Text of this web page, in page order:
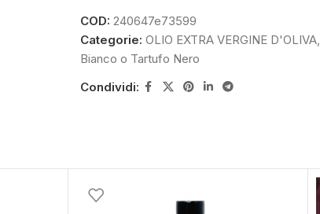
COD: 240647e73599
Categorie: OLIO EXTRA VERGINE D'OLIVA,
Bianco o Tartufo Nero
Condividi: